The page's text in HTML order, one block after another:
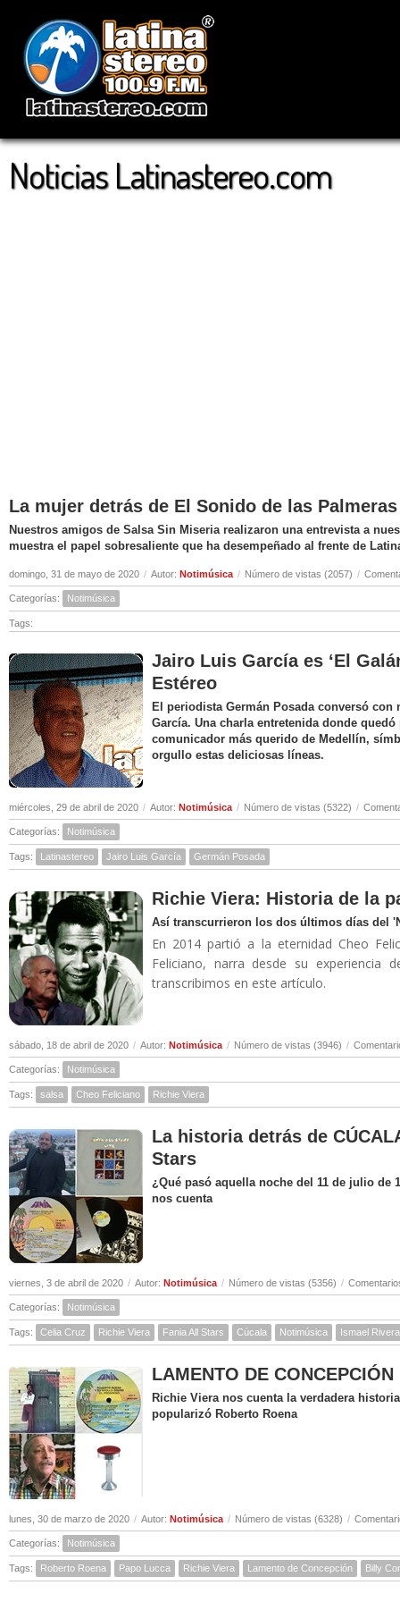
Noticias Latinastereo.com
La mujer detrás de El Sonido de las Palmeras
Nuestros amigos de Salsa Sin Miseria realizaron una entrevista a
muestra el papel sobresaliente que ha desempeñado al frente de
domingo, 31 de mayo de 2020 / Autor: Notimúsica / Número de vistas (2057) /
Categorías: Notimúsica
Tags:
Jairo Luis García es ‘El
Estéreo
El periodista Germán Posada conversó
García. Una charla entretenida donde
comunicador más querido de Medellín,
orgullo estas deliciosas líneas.
miércoles, 29 de abril de 2020 / Autor: Notimúsica / Número de vistas (5322) /
Categorías: Notimúsica
Tags: Latinastereo Jairo Luis García Germán Posada
Richie Viera: Historia de la
Así transcurrieron los dos últimos días del
En 2014 partió a la eternidad Cheo
Feliciano, narra desde su experiencia
transcribimos en este artículo.
sábado, 18 de abril de 2020 / Autor: Notimúsica / Número de vistas (3946) /
Categorías: Notimúsica
Tags: salsa Cheo Feliciano Richie Viera
La historia detrás de
Stars
¿Qué pasó aquella noche del 11 de julio de
nos cuenta
viernes, 3 de abril de 2020 / Autor: Notimúsica / Número de vistas (5356) /
Categorías: Notimúsica
Tags: Celia Cruz Richie Viera Fania All Stars Cúcala Notimúsica Ismael Rivera
LAMENTO DE
Richie Viera nos cuenta la verdadera
popularizó Roberto Roena
lunes, 30 de marzo de 2020 / Autor: Notimúsica / Número de vistas (6328) /
Categorías: Notimúsica
Tags: Roberto Roena Papo Lucca Richie Viera Lamento de Concepción Billy